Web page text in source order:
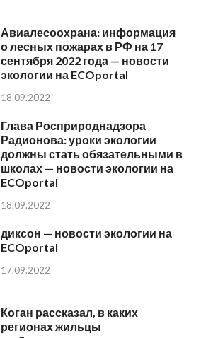
Авиалесоохрана: информация
о лесных пожарах в РФ на 17
сентября 2022 года — новости
экологии на ECOportal
18.09.2022
Глава Росприроднадзора
Радионова: уроки экологии
должны стать обязательными в
школах — новости экологии на
ECOportal
18.09.2022
диксон — новости экологии на
ECOportal
17.09.2022
Коган рассказал, в каких
регионах жильцы